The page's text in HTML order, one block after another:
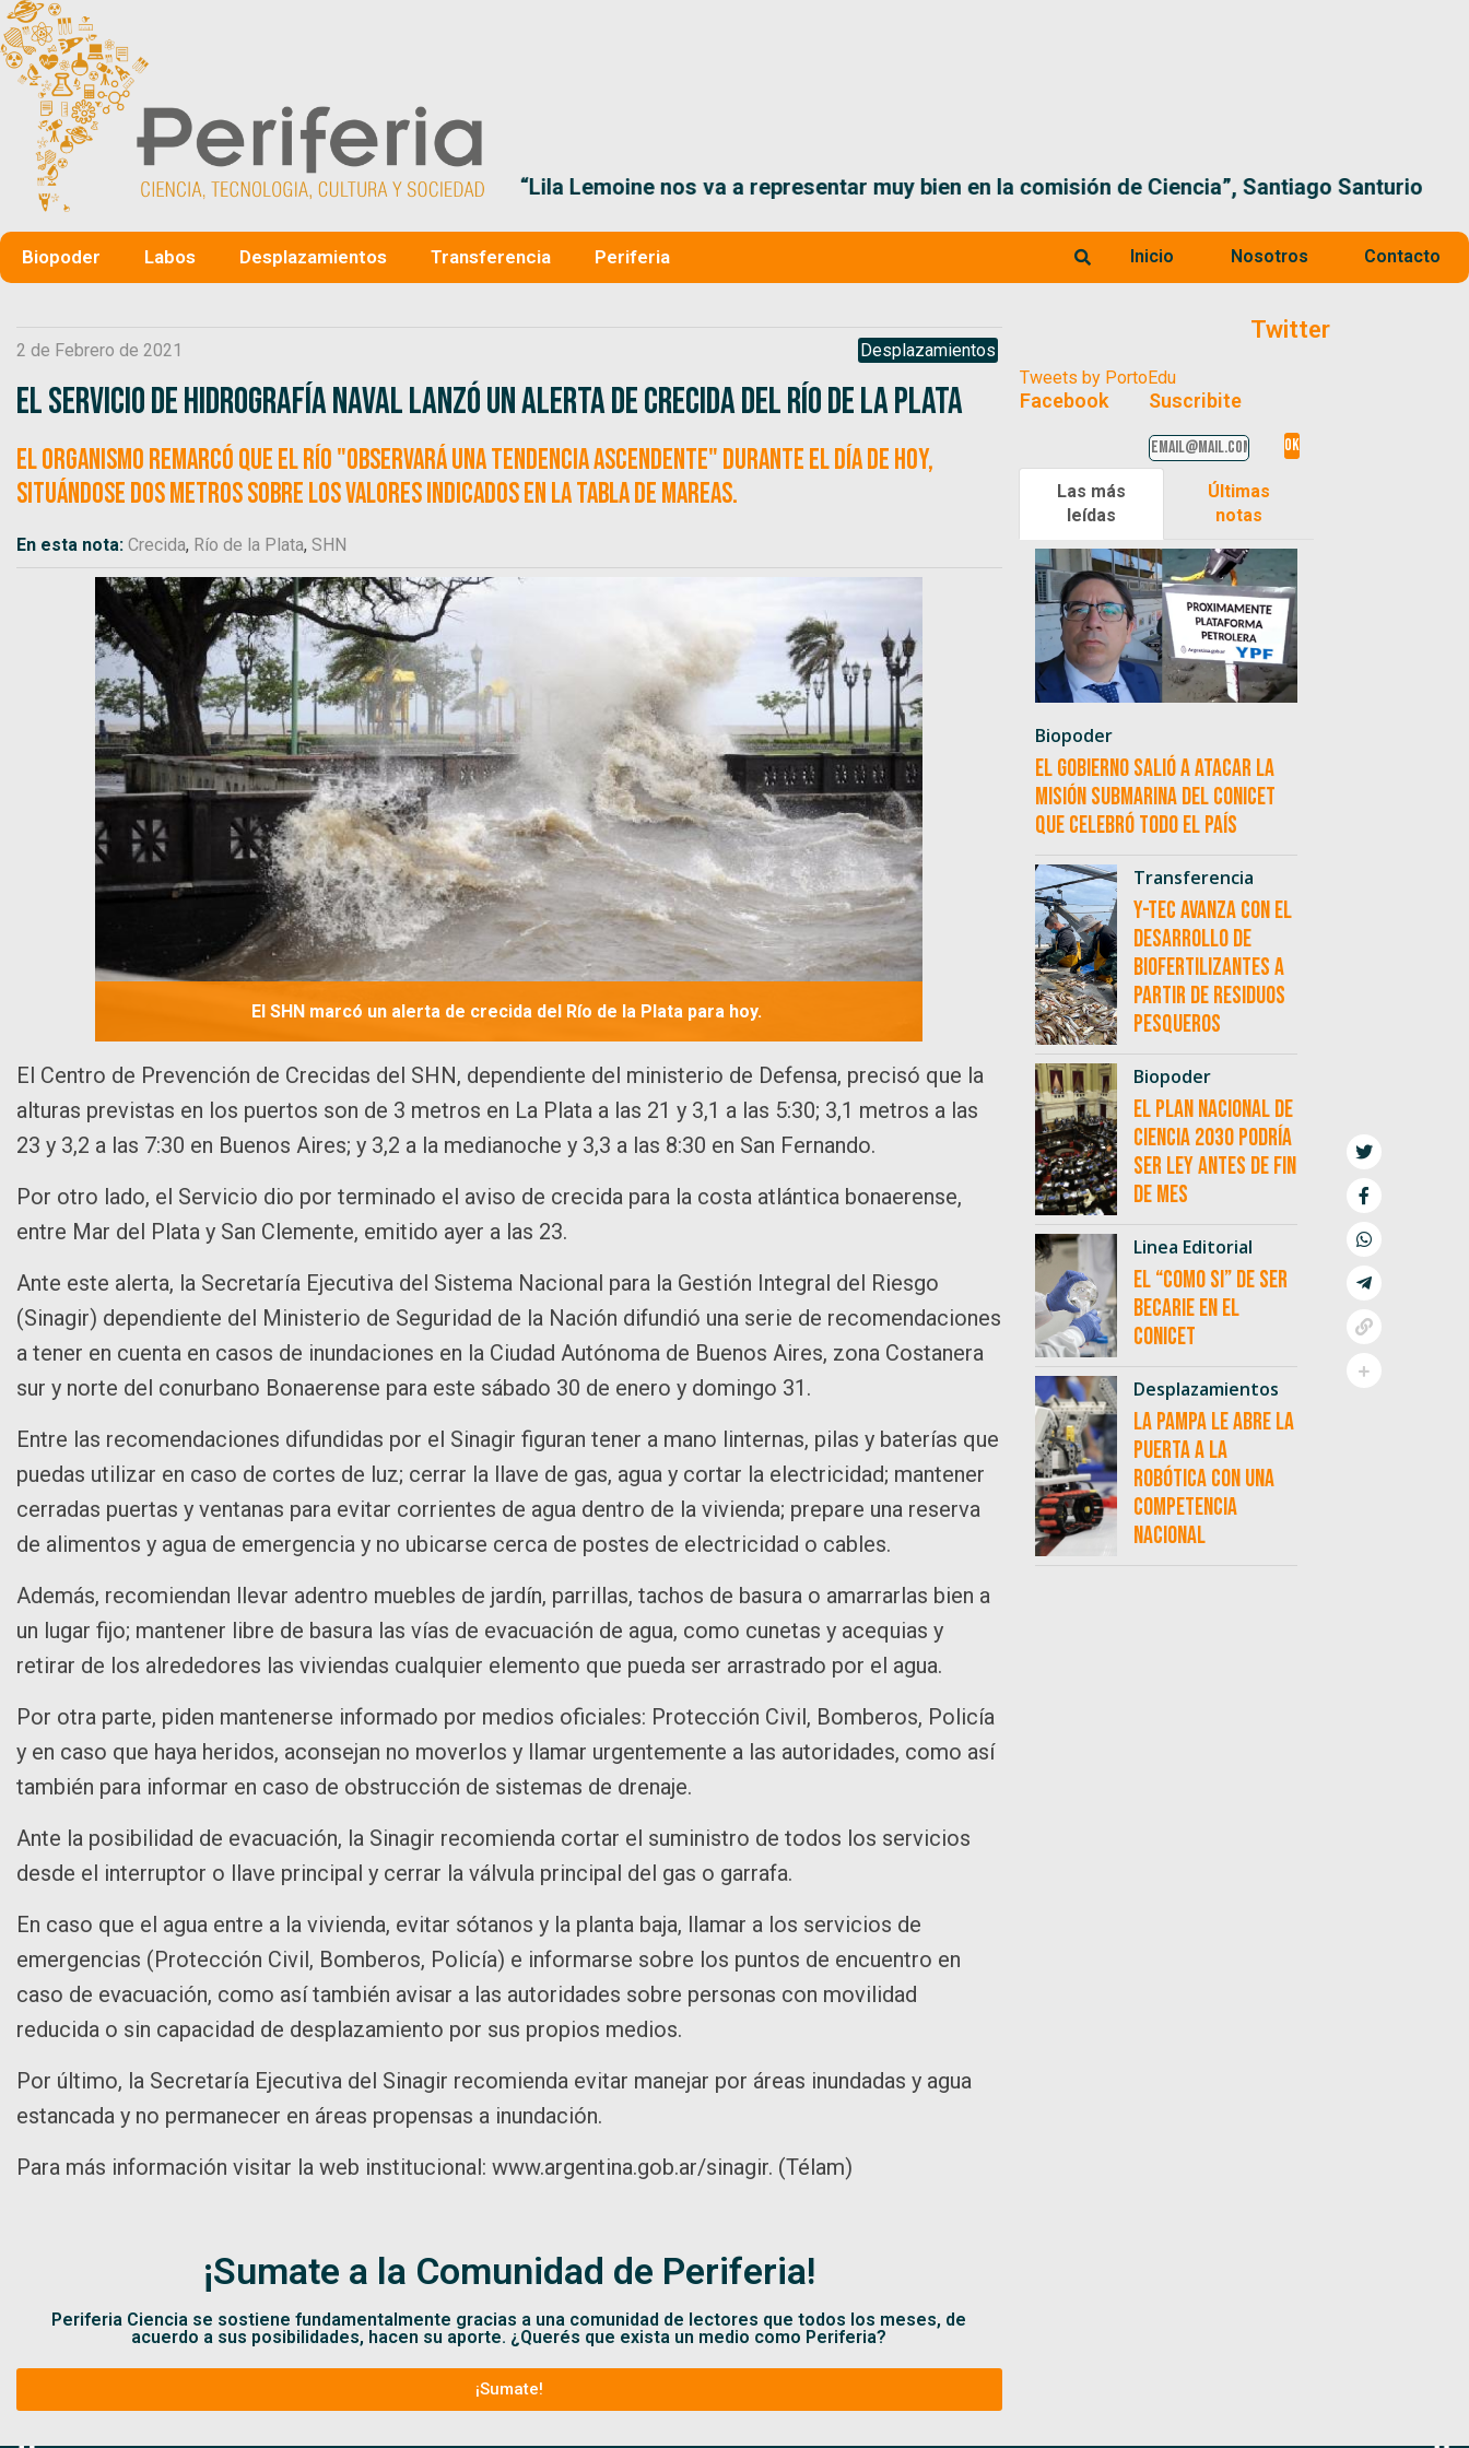
“Lila Lemoine nos va a representar muy bien en la comisión de Ciencia”, Santiago Santurio
Biopoder Labos Desplazamientos Transferencia Periferia Inicio Nosotros Contacto
2 de Febrero de 2021 Desplazamientos
El Servicio de Hidrografía Naval lanzó un alerta de crecida del Río de la Plata
El organismo remarcó que el río "observará una tendencia ascendente" durante el día de hoy,
situándose dos metros sobre los valores indicados en la tabla de mareas.
En esta nota: Crecida, Río de la Plata, SHN
El SHN marcó un alerta de crecida del Río de la Plata para hoy.
El Centro de Prevención de Crecidas del SHN, dependiente del ministerio de Defensa, precisó que la
alturas previstas en los puertos son de 3 metros en La Plata a las 21 y 3,1 a las 5:30; 3,1 metros a las
23 y 3,2 a las 7:30 en Buenos Aires; y 3,2 a la medianoche y 3,3 a las 8:30 en San Fernando.
Por otro lado, el Servicio dio por terminado el aviso de crecida para la costa atlántica bonaerense,
entre Mar del Plata y San Clemente, emitido ayer a las 23.
Ante este alerta, la Secretaría Ejecutiva del Sistema Nacional para la Gestión Integral del Riesgo
(Sinagir) dependiente del Ministerio de Seguridad de la Nación difundió una serie de recomendaciones
a tener en cuenta en casos de inundaciones en la Ciudad Autónoma de Buenos Aires, zona Costanera
sur y norte del conurbano Bonaerense para este sábado 30 de enero y domingo 31.
Entre las recomendaciones difundidas por el Sinagir figuran tener a mano linternas, pilas y baterías que
puedas utilizar en caso de cortes de luz; cerrar la llave de gas, agua y cortar la electricidad; mantener
cerradas puertas y ventanas para evitar corrientes de agua dentro de la vivienda; prepare una reserva
de alimentos y agua de emergencia y no ubicarse cerca de postes de electricidad o cables.
Además, recomiendan llevar adentro muebles de jardín, parrillas, tachos de basura o amarrarlas bien a
un lugar fijo; mantener libre de basura las vías de evacuación de agua, como cunetas y acequias y
retirar de los alrededores las viviendas cualquier elemento que pueda ser arrastrado por el agua.
Por otra parte, piden mantenerse informado por medios oficiales: Protección Civil, Bomberos, Policía
y en caso que haya heridos, aconsejan no moverlos y llamar urgentemente a las autoridades, como así
también para informar en caso de obstrucción de sistemas de drenaje.
Ante la posibilidad de evacuación, la Sinagir recomienda cortar el suministro de todos los servicios
desde el interruptor o llave principal y cerrar la válvula principal del gas o garrafa.
En caso que el agua entre a la vivienda, evitar sótanos y la planta baja, llamar a los servicios de
emergencias (Protección Civil, Bomberos, Policía) e informarse sobre los puntos de encuentro en
caso de evacuación, como así también avisar a las autoridades sobre personas con movilidad
reducida o sin capacidad de desplazamiento por sus propios medios.
Por último, la Secretaría Ejecutiva del Sinagir recomienda evitar manejar por áreas inundadas y agua
estancada y no permanecer en áreas propensas a inundación.
Para más información visitar la web institucional: www.argentina.gob.ar/sinagir. (Télam)
¡Sumate a la Comunidad de Periferia!
Periferia Ciencia se sostiene fundamentalmente gracias a una comunidad de lectores que todos los meses, de
acuerdo a sus posibilidades, hacen su aporte. ¿Querés que exista un medio como Periferia?
¡Sumate!
Twitter
Tweets by PortoEdu
Facebook Suscribite
Las más
leídas
Últimas
notas
Biopoder
El Gobierno salió a atacar la
misión submarina del CONICET
que celebró todo el país
Transferencia
Y-TEC avanza con el
desarrollo de
biofertilizantes a
partir de residuos
pesqueros
Biopoder
El Plan Nacional de
Ciencia 2030 podría
ser ley antes de fin
de mes
Linea Editorial
El “como si” de ser
becarie en el
CONICET
Desplazamientos
La Pampa le abre la
puerta a la
robótica con una
competencia
nacional